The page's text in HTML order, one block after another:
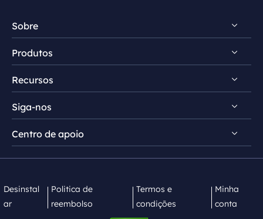
Sobre
Conheça EaseUS
Comentários e prêmios
Contrato de licença
Produtos
RecExperts para Windows
RecExperts para Mac
Screen Recorder Online
Recursos
Dicas de gravação de tela
Mac App Store
Siga-nos
  
Centro de apoio
Desinstal
ar
Politica de
reembolso
Termos e
condições
Minha
conta